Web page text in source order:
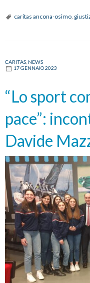
caritas ancona-osimo
CARITAS NEWS
17 GENNAIO 2023
“Lo sport
pace”:
Davide